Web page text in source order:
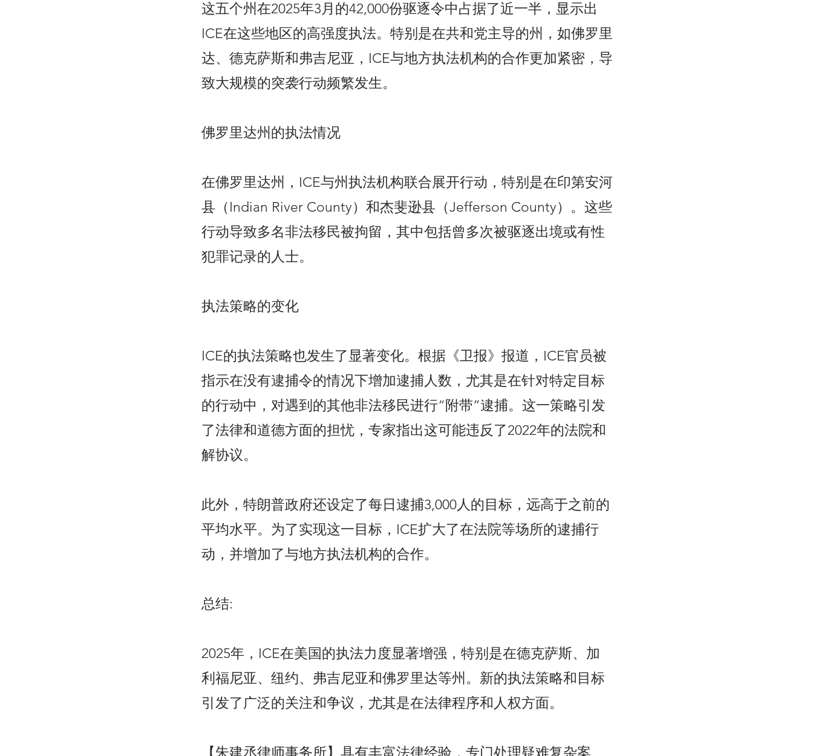
这五个州在2025年3月的42,000份驱逐令中占据了近一半，显示出
ICE在这些地区的高强度执法。特别是在共和党主导的州，如佛罗里
达、德克萨斯和弗吉尼亚，ICE与地方执法机构的合作更加紧密，导
致大规模的突袭行动频繁发生。
佛罗里达州的执法情况
在佛罗里达州，ICE与州执法机构联合展开行动，特别是在印第安河
县（Indian River County）和杰斐逊县（Jefferson County）。这些
行动导致多名非法移民被拘留，其中包括曾多次被驱逐出境或有性
犯罪记录的人士。
执法策略的变化
ICE的执法策略也发生了显著变化。根据《卫报》报道，ICE官员被
指示在没有逮捕令的情况下增加逮捕人数，尤其是在针对特定目标
的行动中，对遇到的其他非法移民进行“附带”逮捕。这一策略引发
了法律和道德方面的担忧，专家指出这可能违反了2022年的法院和
解协议。
此外，特朗普政府还设定了每日逮捕3,000人的目标，远高于之前的
平均水平。为了实现这一目标，ICE扩大了在法院等场所的逮捕行
动，并增加了与地方执法机构的合作。
总结:
2025年，ICE在美国的执法力度显著增强，特别是在德克萨斯、加
利福尼亚、纽约、弗吉尼亚和佛罗里达等州。新的执法策略和目标
引发了广泛的关注和争议，尤其是在法律程序和人权方面。
【朱建丞律师事务所】具有丰富法律经验，专门处理疑难复杂案